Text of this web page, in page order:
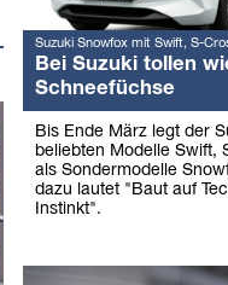
Suzuki Snowfox mit Swift, S-
Bei Suzuki tollen
Schneefüchse
Bis Ende März legt der
beliebten Modelle Swift,
als Sondermodelle
dazu lautet "Baut auf
Instinkt".